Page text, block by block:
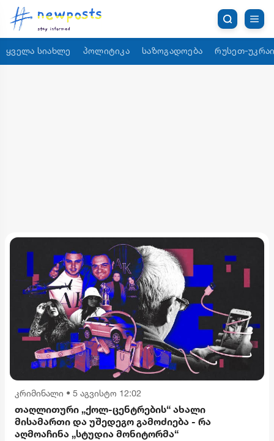
ყველა სიახლე პოლიტიკა საზოგადოება რუსეთ-
კრიმინალი • 5 აგვისტო 12:02
თაღლითური „ქოლ-ცენტრების“ ახალი
მისამართი და უშედეგო გამოძიება - რა
აღმოაჩინა „სტუდია მონიტორმა“